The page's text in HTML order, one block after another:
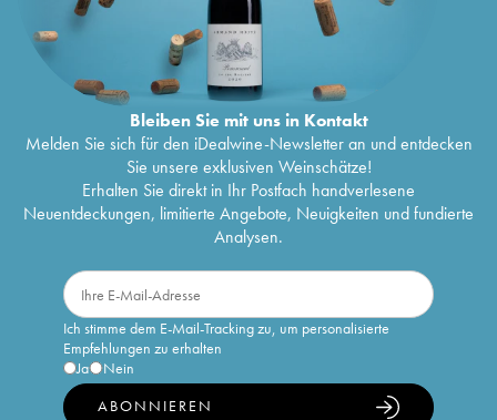
Bleiben Sie mit uns in Kontakt
Melden Sie sich für den iDealwine-Newsletter an und entdecken
Sie unsere exklusiven Weinschätze!
Erhalten Sie direkt in Ihr Postfach handverlesene
Neuentdeckungen, limitierte Angebote, Neuigkeiten und fundierte
Analysen.
Ich stimme dem E-Mail-Tracking zu, um personalisierte
Empfehlungen zu erhalten
Ja
Nein
ABONNIEREN